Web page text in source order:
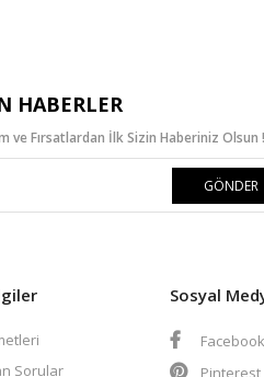
HABERLER
ve Fırsatlardan İlk Sizin Haberiniz Olsun !
GÖNDER
Sorular
Sosyal
Facebook
Pinterest